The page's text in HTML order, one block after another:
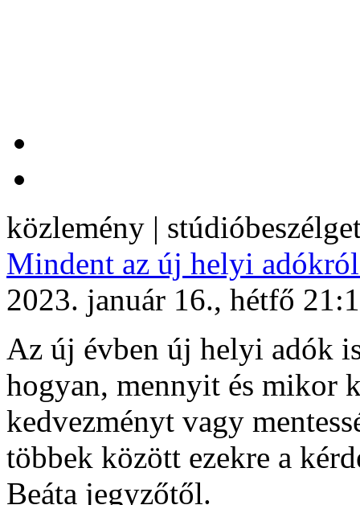
közlemény |
Mindent az új helyi
2023. január 16., hétfő
Az új évben új helyi adók
hogyan, mennyit és mikor
kedvezményt vagy
többek között ezekre a
Beáta jegyzőtől.